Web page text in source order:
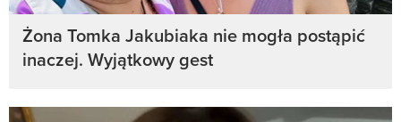
Żona Tomka Jakubiaka nie mogła postąpić
inaczej. Wyjątkowy gest